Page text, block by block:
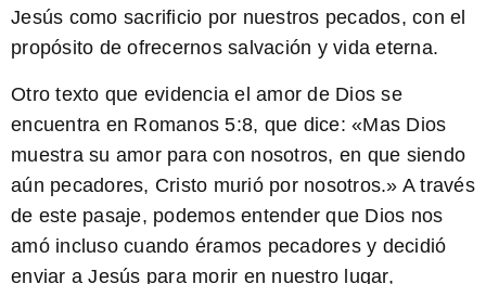
Jesús como sacrificio por nuestros pecados, con el
propósito de ofrecernos salvación y vida eterna.
Otro texto que evidencia el amor de Dios se
encuentra en Romanos 5:8, que dice: «Mas Dios
muestra su amor para con nosotros, en que siendo
aún pecadores, Cristo murió por nosotros.» A través
de este pasaje, podemos entender que Dios nos
amó incluso cuando éramos pecadores y decidió
enviar a Jesús para morir en nuestro lugar,